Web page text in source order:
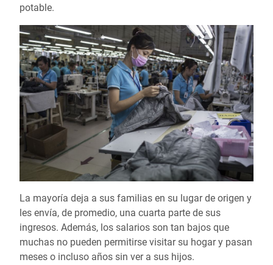
potable.
La mayoría deja a sus familias en su lugar de origen y
les envía, de promedio, una cuarta parte de sus
ingresos. Además, los salarios son tan bajos que
muchas no pueden permitirse visitar su hogar y pasan
meses o incluso años sin ver a sus hijos.